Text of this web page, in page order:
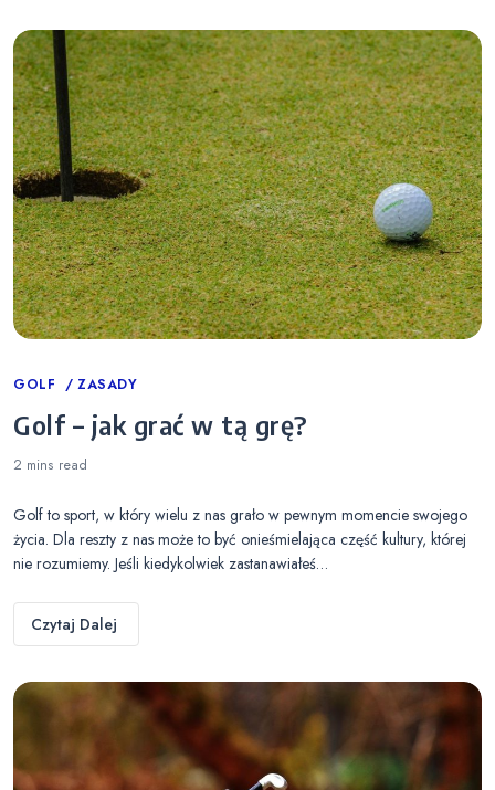
Categories
GOLF ZASADY
Golf – jak grać w tą grę?
2 mins read
Golf to sport, w który wielu z nas grało w pewnym momencie swojego
życia. Dla reszty z nas może to być onieśmielająca część kultury, której
nie rozumiemy. Jeśli kiedykolwiek zastanawiałeś…
Czytaj Dalej